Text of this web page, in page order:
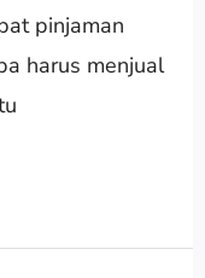
pinjaman
harus menjual